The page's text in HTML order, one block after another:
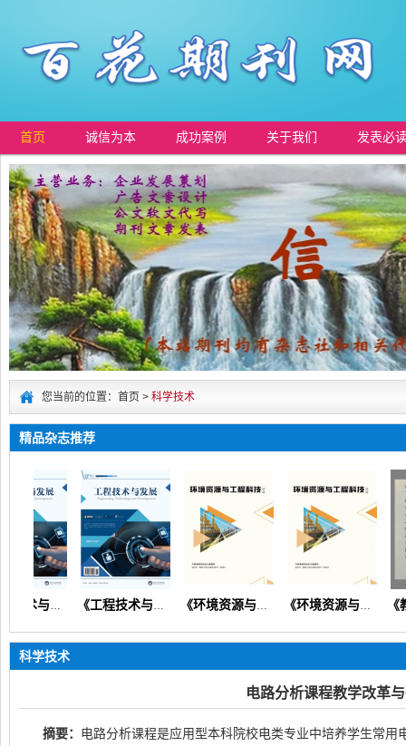
首页 诚信为本 成功案例 关于我们 发表必
您当前的位置：首页 > 科学技术
精品杂志推荐
《工程技术与发展》（矿山机械交通路桥市政建筑信息通信） 《工程技术与发展》 《环境资源与工程科技论坛》（生态环境矿产地质资源经济） 《环境资源与工程科技论坛》
科学技术
电路分析课程教学改革
摘要： 电路分析课程是应用型本科院校电类专业中培养学生常